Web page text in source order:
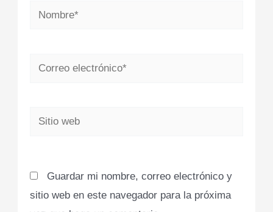
Nombre*
Correo
Sitio
Guardar mi nombre, correo electrónico y
sitio web en este navegador para la próxima